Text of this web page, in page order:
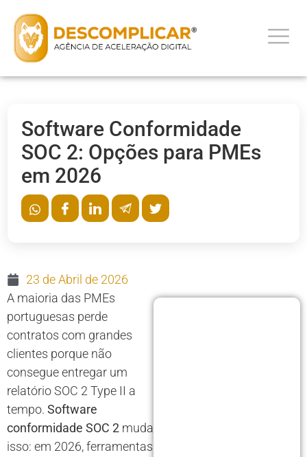
Software Conformidade
SOC 2: Opções para PMEs
em 2026
23 de Abril de 2026
A maioria das PMEs
portuguesas perde
contratos com grandes
clientes porque não
consegue entregar um
relatório SOC 2 Type II a
tempo. Software
conformidade SOC 2 muda
isso: em 2026, ferramentas